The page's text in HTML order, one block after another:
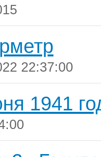
22:37:00
1941